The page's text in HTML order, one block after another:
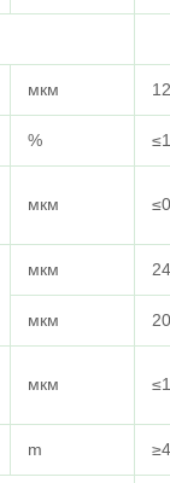
мкм
%
мкм
мкм
мкм
мкм
m ≥4